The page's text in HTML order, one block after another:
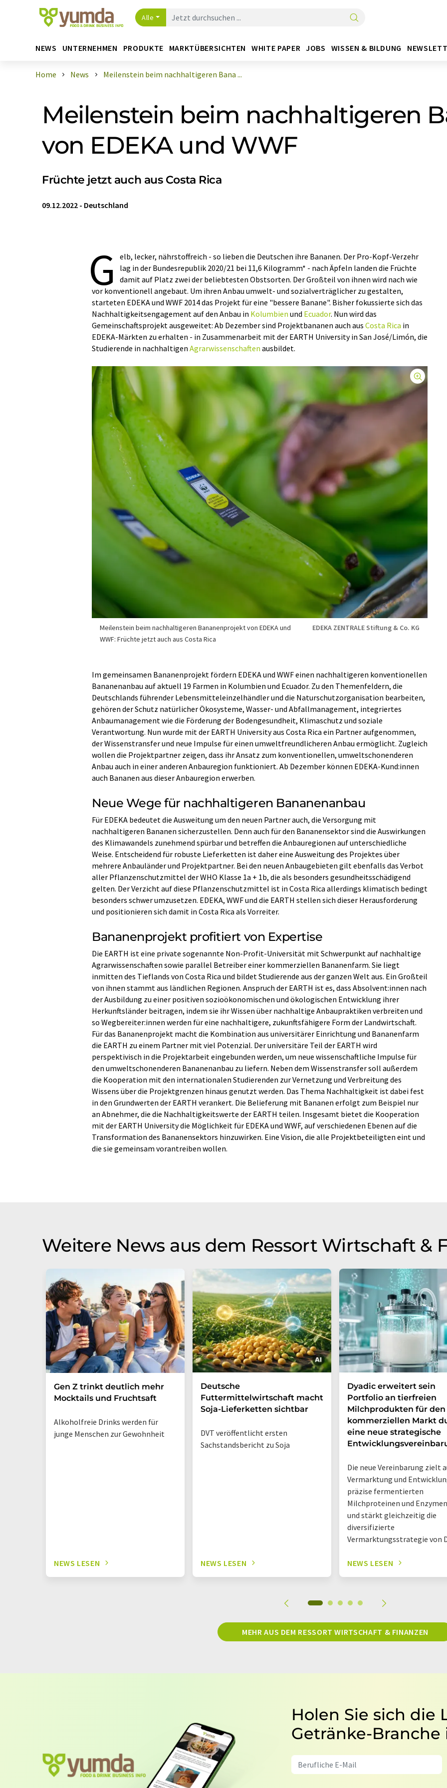
Alle
NEWS UNTERNEHMEN PRODUKTE MARKTÜBERSICHTEN WHITE PAPER JOBS WISSEN & BILDUNG
Home News Meilenstein beim nachhaltigeren Bana ...
Meilenstein beim nachhaltigeren
von EDEKA und WWF
Früchte jetzt auch aus Costa Rica
09.12.2022 - Deutschland
G
elb, lecker, nährstoffreich - so lieben die Deutschen ihre Bananen. Der Pro-Kopf-Verzehr
lag in der Bundesrepublik 2020/21 bei 11,6 Kilogramm* - nach Äpfeln landen die Früchte
damit auf Platz zwei der beliebtesten Obstsorten. Der Großteil von ihnen wird nach wie
vor konventionell angebaut. Um ihren Anbau umwelt- und sozialverträglicher zu gestalten,
starteten EDEKA und WWF 2014 das Projekt für eine "bessere Banane". Bisher fokussierte sich das
Nachhaltigkeitsengagement auf den Anbau in Kolumbien und Ecuador. Nun wird das
Gemeinschaftsprojekt ausgeweitet: Ab Dezember sind Projektbananen auch aus Costa Rica in
EDEKA-Märkten zu erhalten - in Zusammenarbeit mit der EARTH University in San José/Limón, die
Studierende in nachhaltigen Agrarwissenschaften ausbildet.
Meilenstein beim nachhaltigeren Bananenprojekt von EDEKA und
WWF: Früchte jetzt auch aus Costa Rica
EDEKA ZENTRALE Stiftung & Co. KG
Im gemeinsamen Bananenprojekt fördern EDEKA und WWF einen nachhaltigeren konventionellen
Bananenanbau auf aktuell 19 Farmen in Kolumbien und Ecuador. Zu den Themenfeldern, die
Deutschlands führender Lebensmitteleinzelhändler und die Naturschutzorganisation bearbeiten,
gehören der Schutz natürlicher Ökosysteme, Wasser- und Abfallmanagement, integriertes
Anbaumanagement wie die Förderung der Bodengesundheit, Klimaschutz und soziale
Verantwortung. Nun wurde mit der EARTH University aus Costa Rica ein Partner aufgenommen,
der Wissenstransfer und neue Impulse für einen umweltfreundlicheren Anbau ermöglicht. Zugleich
wollen die Projektpartner zeigen, dass ihr Ansatz zum konventionellen, umweltschonenderen
Anbau auch in einer anderen Anbauregion funktioniert. Ab Dezember können EDEKA-Kund:innen
auch Bananen aus dieser Anbauregion erwerben.
Neue Wege für nachhaltigeren Bananenanbau
Für EDEKA bedeutet die Ausweitung um den neuen Partner auch, die Versorgung mit
nachhaltigeren Bananen sicherzustellen. Denn auch für den Bananensektor sind die Auswirkungen
des Klimawandels zunehmend spürbar und betreffen die Anbauregionen auf unterschiedliche
Weise. Entscheidend für robuste Lieferketten ist daher eine Ausweitung des Projektes über
mehrere Anbauländer und Projektpartner. Bei den neuen Anbaugebieten gilt ebenfalls das Verbot
aller Pflanzenschutzmittel der WHO Klasse 1a + 1b, die als besonders gesundheitsschädigend
gelten. Der Verzicht auf diese Pflanzenschutzmittel ist in Costa Rica allerdings klimatisch bedingt
besonders schwer umzusetzen. EDEKA, WWF und die EARTH stellen sich dieser Herausforderung
und positionieren sich damit in Costa Rica als Vorreiter.
Bananenprojekt profitiert von Expertise
Die EARTH ist eine private sogenannte Non-Profit-Universität mit Schwerpunkt auf nachhaltige
Agrarwissenschaften sowie parallel Betreiber einer kommerziellen Bananenfarm. Sie liegt
inmitten des Tieflands von Costa Rica und bildet Studierende aus der ganzen Welt aus. Ein Großteil
von ihnen stammt aus ländlichen Regionen. Anspruch der EARTH ist es, dass Absolvent:innen nach
der Ausbildung zu einer positiven sozioökonomischen und ökologischen Entwicklung ihrer
Herkunftsländer beitragen, indem sie ihr Wissen über nachhaltige Anbaupraktiken verbreiten und
so Wegbereiter:innen werden für eine nachhaltigere, zukunftsfähigere Form der Landwirtschaft.
Für das Bananenprojekt macht die Kombination aus universitärer Einrichtung und Bananenfarm
die EARTH zu einem Partner mit viel Potenzial. Der universitäre Teil der EARTH wird
perspektivisch in die Projektarbeit eingebunden werden, um neue wissenschaftliche Impulse für
den umweltschonenderen Bananenanbau zu liefern. Neben dem Wissenstransfer soll außerdem
die Kooperation mit den internationalen Studierenden zur Vernetzung und Verbreitung des
Wissens über die Projektgrenzen hinaus genutzt werden. Das Thema Nachhaltigkeit ist dabei fest
in den Grundwerten der EARTH verankert. Die Belieferung mit Bananen erfolgt zum Beispiel nur
an Abnehmer, die die Nachhaltigkeitswerte der EARTH teilen. Insgesamt bietet die Kooperation
mit der EARTH University die Möglichkeit für EDEKA und WWF, auf verschiedenen Ebenen auf die
Transformation des Bananensektors hinzuwirken. Eine Vision, die alle Projektbeteiligten eint und
die sie gemeinsam vorantreiben wollen.
Weitere News aus dem Ressort Wirtschaft &
Gen Z trinkt deutlich mehr
Mocktails und Fruchtsaft
Alkoholfreie Drinks werden für
junge Menschen zur Gewohnheit
NEWS LESEN
Deutsche
Futtermittelwirtschaft macht
Soja-Lieferketten sichtbar
DVT veröffentlicht ersten
Sachstandsbericht zu Soja
NEWS LESEN
Dyadic erweitert sein
Portfolio an tierfreien
Milchprodukten für den
kommerziellen Markt
eine neue strategische
Die neue Vereinbarung zielt
Vermarktung und
präzise fermentierten
Milchproteinen und
und stärkt gleichzeitig die
diversifizierte
Vermarktungsstrategie von
NEWS LESEN
MEHR AUS DEM RESSORT WIRTSCHAFT & FINANZEN
Holen Sie sich die
Getränke-